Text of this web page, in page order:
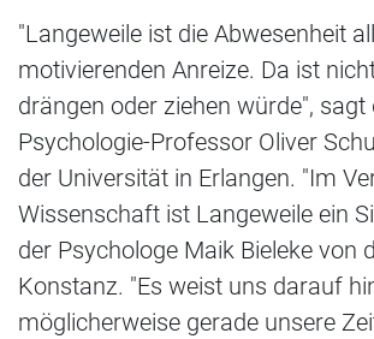
"Langeweile ist die Abwesenheit
motivierenden Anreize. Da ist
drängen oder ziehen würde", sagt
Psychologie-Professor Oliver
der Universität in Erlangen. "Im
Wissenschaft ist Langeweile ein
der Psychologe Maik Bieleke von
Konstanz. "Es weist uns darauf
möglicherweise gerade unsere